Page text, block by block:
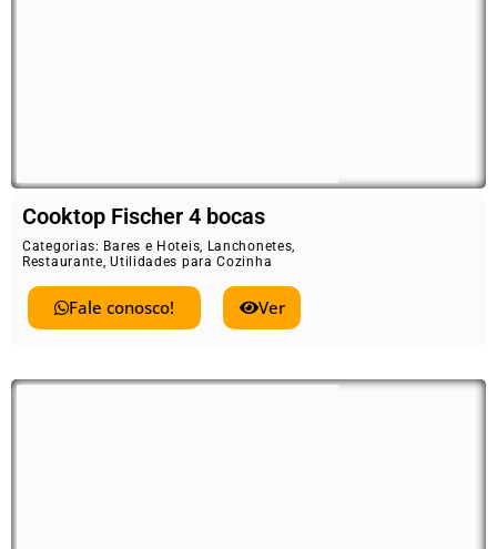
Cooktop Fischer 4 bocas
Categorias: Bares e Hoteis, Lanchonetes,
Restaurante,Utilidades para Cozinha
Fale conosco! Ver